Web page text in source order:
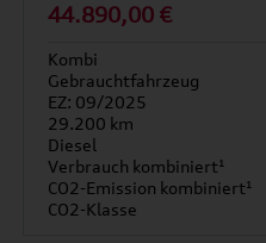
44.890,00 €
Kombi
Gebrauchtfahrzeug
EZ: 09/2025
29.200 km
Diesel
Verbrauch kombiniert¹
CO2-Emission kombiniert¹
CO2-Klasse